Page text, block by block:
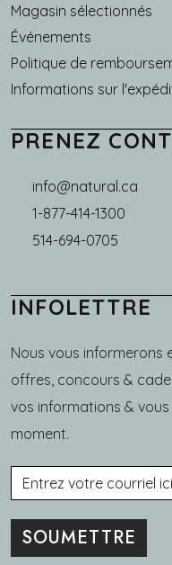
Magasin sélectionnés
Événements
Politique de
Informations sur
PRENEZ
info@natural.ca
1-877-414-1300
514-694-0705
INFOLETTRE
Nous vous informerons
offres, concours &
vos informations &
moment.
Courriel